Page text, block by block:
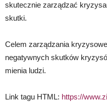
skutecznie zarządzać
skutki.
Celem zarządzania
negatywnych skutków
mienia ludzi.
Link tagu HTML: https://